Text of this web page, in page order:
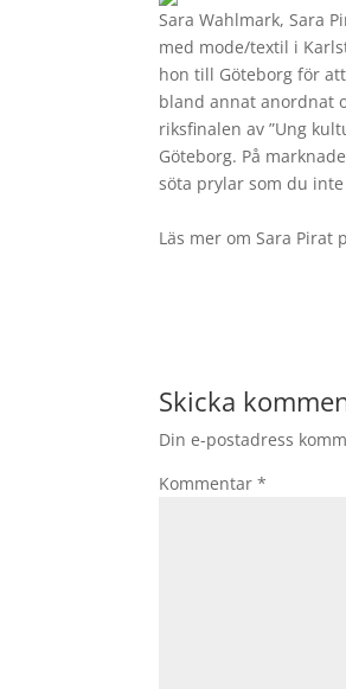
Sara Wahlmark, Sara
med mode/textil i
hon till Göteborg för
bland annat anordnat
riksfinalen av ”Ung
Göteborg. På
söta prylar som du
Läs mer om Sara Pirat
Skicka
Din e-postadress
Kommentar*